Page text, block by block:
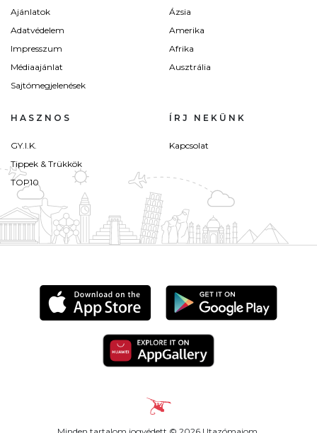
Ajánlatok
Adatvédelem
Impresszum
Médiaajánlat
Sajtómegjelenések
Ázsia
Amerika
Afrika
Ausztrália
HASZNOS
GY.I.K.
Tippek & Trükkök
TOP10
ÍRJ NEKÜNK
Kapcsolat